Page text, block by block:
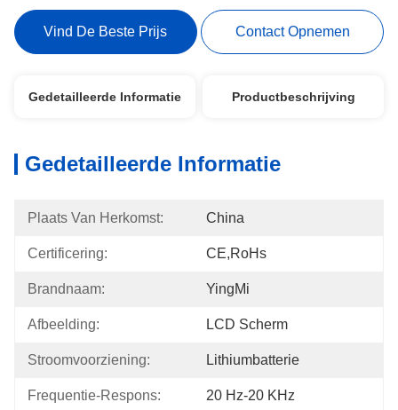
Vind De Beste Prijs Contact Opnemen
Gedetailleerde Informatie Productbeschrijving
Gedetailleerde Informatie
Plaats Van Herkomst: China
Certificering: CE,RoHs
Brandnaam: YingMi
Afbeelding: LCD Scherm
Stroomvoorziening: Lithiumbatterie
Frequentie-Respons: 20 Hz-20 KHz